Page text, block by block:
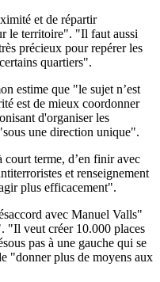
et de répartir
le territoire". "Il faut aussi
précieux pour repérer les
quartiers".
estime que "le sujet n’est
est de mieux coordonner
d'organiser les
une direction unique".
court terme, d’en finir avec
et renseignement
plus efficacement".
avec Manuel Valls"
"Il veut créer 10.000 places
pas à une gauche qui se
"donner plus de moyens aux